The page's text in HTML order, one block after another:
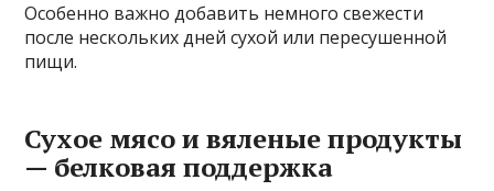
Особенно важно добавить немного свежести
после нескольких дней сухой или пересушенной
пищи.
Сухое мясо и вяленые продукты
— белковая поддержка